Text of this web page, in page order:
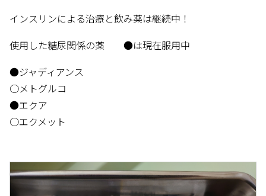
インスリンによる治療と飲み薬は継続中！
使用した糖尿関係の薬 ●は現在服用中
●ジャディアンス
○メトグルコ
●エクア
○エクメット